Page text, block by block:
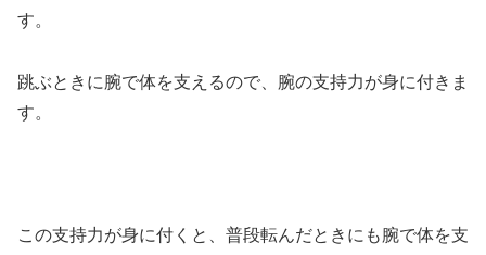
す。
跳ぶときに腕で体を支えるので、腕の支持力が身に付きま
す。
この支持力が身に付くと、普段転んだときにも腕で体を支